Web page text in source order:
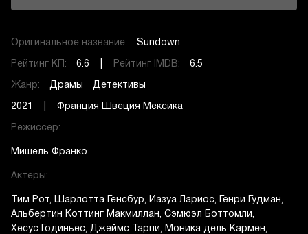
Оригинальное название: Sundown
Рейтинг КП: 6.6 | Рейтинг IMDB: 6.5
Жанр: Драмы Детективы
2021 | Франция Швеция Мексика
Режиссер:
Мишель Франко
Актеры:
Тим Рот Шарлотта Генсбур Иазуа Лариос
Генри Гудман
Альбертин Коттинг Макмиллан
Сэмюэл Боттомли
Хесус Годиньес Джеймс Тарпи
Моника дель Кармен